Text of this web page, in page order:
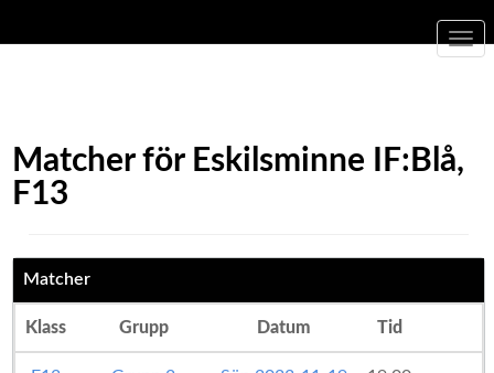
Matcher för Eskilsminne IF:Blå,
F13
Matcher
Klass Grupp Datum Tid